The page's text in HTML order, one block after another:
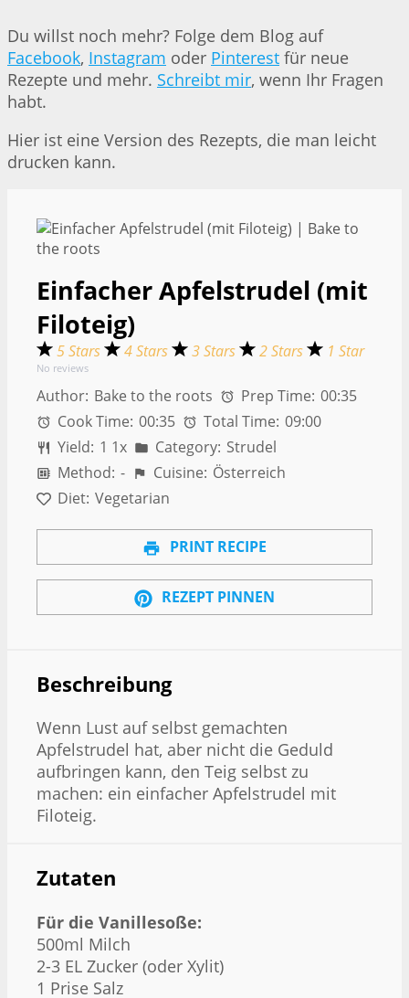
Du willst noch mehr? Folge dem Blog auf
Facebook, Instagram oder Pinterest für neue
Rezepte und mehr. Schreibt mir, wenn Ihr Fragen
habt.
Hier ist eine Version des Rezepts, die man leicht
drucken kann.
Einfacher Apfelstrudel (mit
Filoteig)
5 Stars 4 Stars 3 Stars 2 Stars 1 Star
No reviews
Author: Bake to the roots Prep Time: 00:35
Cook Time: 00:35 Total Time: 09:00
Yield: 1 1x Category: Strudel
Method: - Cuisine: Österreich
Diet: Vegetarian
PRINT RECIPE
REZEPT PINNEN
Beschreibung
Wenn Lust auf selbst gemachten
Apfelstrudel hat, aber nicht die Geduld
aufbringen kann, den Teig selbst zu
machen: ein einfacher Apfelstrudel mit
Filoteig.
Zutaten
Für die Vanillesoße:
500ml Milch
2-3 EL Zucker (oder Xylit)
1 Prise Salz